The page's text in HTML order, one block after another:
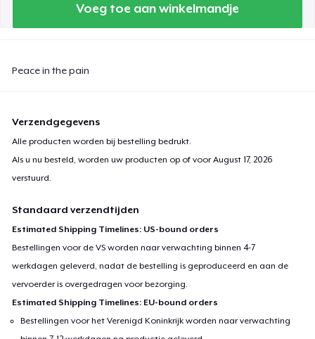
Voeg toe aan winkelmandje
Peace in the pain
Verzendgegevens
Alle producten worden bij bestelling bedrukt.
Als u nu besteld, worden uw producten op of voorAugust 17, 2026
verstuurd.
Standaard verzendtijden
Estimated Shipping Timelines: US-bound orders
Bestellingen voor de VS worden naar verwachting binnen 4-7
werkdagen geleverd, nadat de bestelling is geproduceerd en aan de
vervoerder is overgedragen voor bezorging.
Estimated Shipping Timelines: EU-bound orders
Bestellingen voor het Verenigd Koninkrijk worden naar verwachting